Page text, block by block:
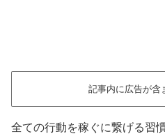
記事内に広告が含
全ての行動を稼ぐに繋げる習